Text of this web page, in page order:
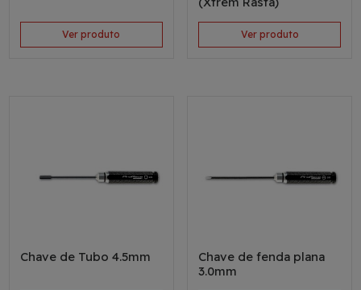
Ver produto Ver produto
Chave de Tubo 4.5mm
Chave de fenda plana
3.0mm